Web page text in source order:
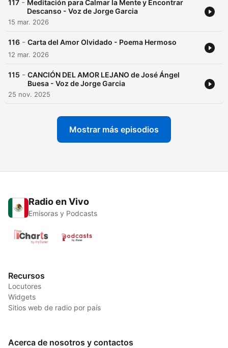
117 - Meditación para Calmar la Mente y Encontrar
Descanso - Voz de Jorge Garcia
15 mar. 2026
116 - Carta del Amor Olvidado - Poema Hermoso
12 mar. 2026
115 - CANCIÓN DEL AMOR LEJANO de José Ángel
Buesa - Voz de Jorge Garcia
25 nov. 2025
Mostrar más episodios
Radio en Vivo
Emisoras y Podcasts
Recursos
Locutores
Widgets
Sitios web de radio por país
Acerca de nosotros y contactos